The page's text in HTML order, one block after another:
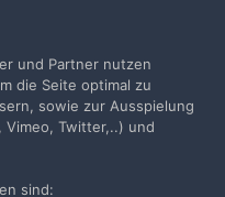
Melde Dich hier an.
und Partner nutzen
die Seite optimal zu
sowie zur Ausspielung
Twitter,..) und
sind: